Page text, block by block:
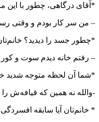
*آقای درگاهی، چطور با این
– من سر کار بودم و وقتی
*چطور جسد را دیدید؟
– رفتم خانه دیدم سوت و
*شما آن لحظه متوجه شدید
-والله نه همین که قیافه‌ش
* خانم‌تان آیا سابقه